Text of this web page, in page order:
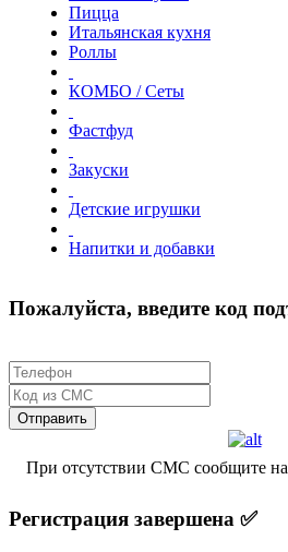
Пицца
Итальянская кухня
Роллы
КОМБО / Сеты
Фастфуд
Закуски
Детские игрушки
Напитки и добавки
Пожалуйста, введите код
При отсутствии СМС сообщите
Регистрация завершена ✅